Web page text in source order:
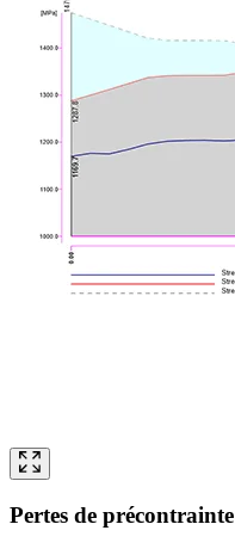
Pertes de précontrainte